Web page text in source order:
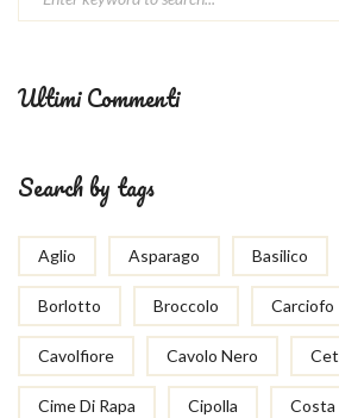
Ultimi Commenti
Search by tags
Aglio Asparago Basilico
Borlotto Broccolo Carciofo
Cavolfiore Cavolo Nero
Cime Di Rapa Cipolla Costa